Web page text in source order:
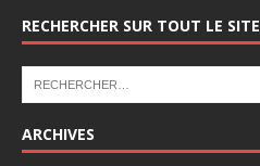
RECHERCHER SUR TOUT LE SITE
ARCHIVES